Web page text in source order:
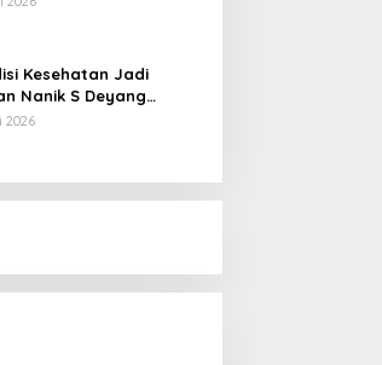
Kesehatan Jadi
Nanik S Deyang
dari BGN, Prabowo
2026